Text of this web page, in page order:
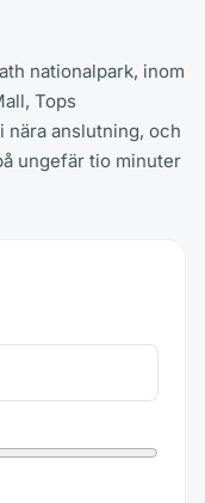
nationalpark, inom
Tops
nära anslutning, och
ungefär tio minuter